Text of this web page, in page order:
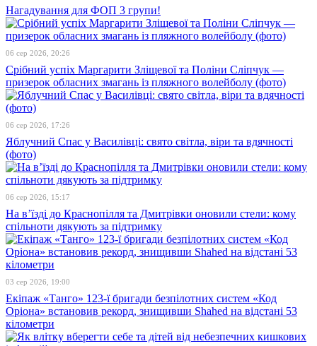
Нагадування для ФОП 3 групи!
06 сер 2026, 20:26
Срібний успіх Маргарити Зліщевої та Поліни Сліпчук —
призерок обласних змагань із пляжного волейболу (фото)
06 сер 2026, 17:26
Яблучний Спас у Василівці: свято світла, віри та вдячності
(фото)
06 сер 2026, 15:17
На в’їзді до Краснопілля та Дмитрівки оновили стели: кому
спільноти дякують за підтримку
03 сер 2026, 19:00
Екіпаж «Танго» 123-ї бригади безпілотних систем «Код
Оріона» встановив рекорд, знищивши Shahed на відстані 53
кілометри